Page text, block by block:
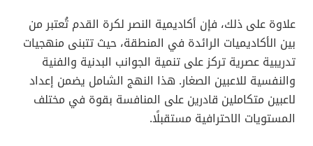
علاوة على ذلك، فإن أكاديمية النصر لكرة القدم تُعتبر من
بين الأكاديميات الرائدة في المنطقة، حيث تتبنى منهجيات
تدريبية عصرية تركز على تنمية الجوانب البدنية والفنية
والنفسية للاعبين الصغار. هذا النهج الشامل يضمن إعداد
لاعبين متكاملين قادرين على المنافسة بقوة في مختلف
المستويات الاحترافية مستقبلًا.